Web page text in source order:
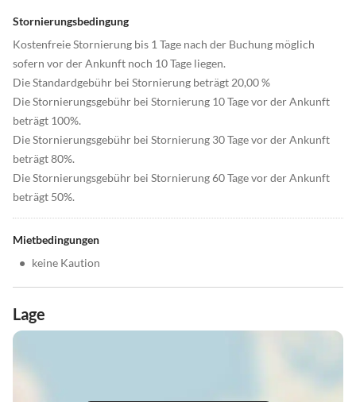
Stornierungsbedingung
Kostenfreie Stornierung bis 1 Tage nach der Buchung möglich
sofern vor der Ankunft noch 10 Tage liegen.
Die Standardgebühr bei Stornierung beträgt 20,00 %
Die Stornierungsgebühr bei Stornierung 10 Tage vor der Ankunft
beträgt 100%.
Die Stornierungsgebühr bei Stornierung 30 Tage vor der Ankunft
beträgt 80%.
Die Stornierungsgebühr bei Stornierung 60 Tage vor der Ankunft
beträgt 50%.
Mietbedingungen
• keine Kaution
Lage